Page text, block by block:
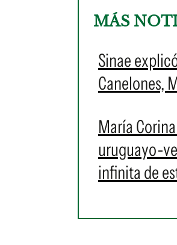
MÁS
Sinae
Canelones,
María
uruguayo-
infinita de